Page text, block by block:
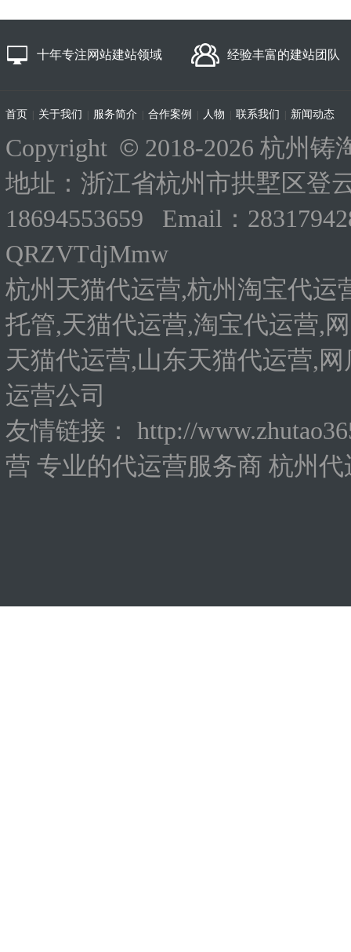
十年专注网站建站领域 经验丰富的建站团队
首页 关于我们 服务简介 合作案例 人物 联系我们 新闻动态
Copyright © 2018-2026 杭州铸
地址：浙江省杭州市拱墅区登
18694553659 Email：
QRZVTdjMmw
杭州天猫代运营,杭州淘宝代运
托管,天猫代运营,淘宝代运营,
天猫代运营,山东天猫代运营,
运营公司
友情链接：
http://
营 专业的代运营服务商 杭州代